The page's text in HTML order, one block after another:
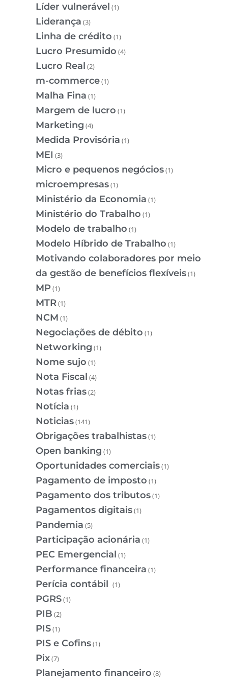
Líder vulnerável (1)
Liderança (3)
Linha de crédito (1)
Lucro Presumido (4)
Lucro Real (2)
m-commerce(1)
Malha Fina (1)
Margem de lucro (1)
Marketing (4)
Medida Provisória (1)
MEI (3)
Micro e pequenos negócios(1)
microempresas(1)
Ministério da Economia (1)
Ministério do Trabalho (1)
Modelo de trabalho (1)
Modelo Híbrido de Trabalho (1)
Motivando colaboradores por meio
da gestão de benefícios flexíveis(1)
MP(1)
MTR(1)
NCM (1)
Negociações de débito (1)
Networking (1)
Nome sujo (1)
Nota Fiscal (4)
Notas frias(2)
Notícia (1)
Noticias(141)
Obrigações trabalhistas(1)
Open banking (1)
Oportunidades comerciais(1)
Pagamento de imposto (1)
Pagamento dos tributos(1)
Pagamentos digitais(1)
Pandemia (5)
Participação acionária (1)
PEC Emergencial (1)
Performance financeira (1)
Perícia contábil (1)
PGRS(1)
PIB (2)
PIS(1)
PIS e Cofins(1)
Pix(7)
Planejamento financeiro (8)